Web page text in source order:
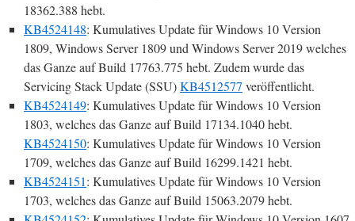
18362.388 hebt.
KB4524148: Kumulatives Update für Windows 10 Version
1809, Windows Server 1809 und Windows Server 2019 welches
das Ganze auf Build 17763.775 hebt. Zudem wurde das
Servicing Stack Update (SSU)KB4512577 veröffentlicht.
KB4524149: Kumulatives Update für Windows 10 Version
1803, welches das Ganze auf Build 17134.1040 hebt.
KB4524150: Kumulatives Update für Windows 10 Version
1709, welches das Ganze auf Build 16299.1421 hebt.
KB4524151: Kumulatives Update für Windows 10 Version
1703, welches das Ganze auf Build 15063.2079 hebt.